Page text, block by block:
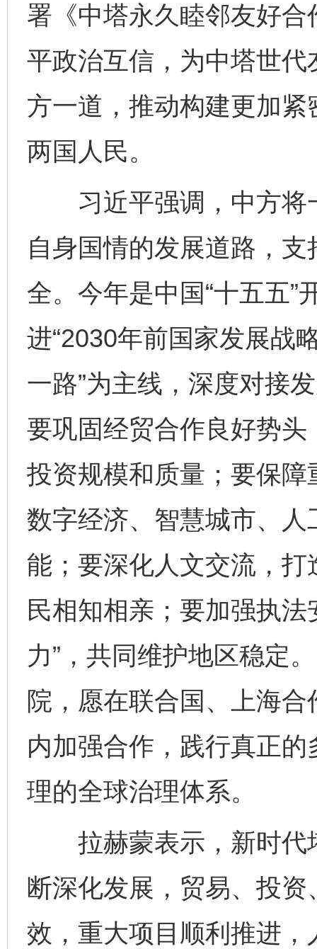
署《中塔永久睦邻友好
平政治互信，为中塔世
方一道，推动构建更加
两国人民。
习近平强调，中方将
自身国情的发展道路，
全。今年是中国“十五五”
进“2030年前国家发展战
一路”为主线，深度对接
要巩固经贸合作良好势
投资规模和质量；要保
数字经济、智慧城市、
能；要深化人文交流，
民相知相亲；要加强执
力”，共同维护地区稳定
院，愿在联合国、上海
内加强合作，践行真正
理的全球治理体系。
拉赫蒙表示，新时代
断深化发展，贸易、投
效，重大项目顺利推进